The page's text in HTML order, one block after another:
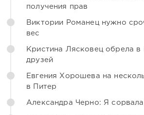
получения прав
Виктории Романец нужно
вес
Кристина Лясковец обрела
друзей
Евгения Хорошева на
в Питер
Александра Черно: Я